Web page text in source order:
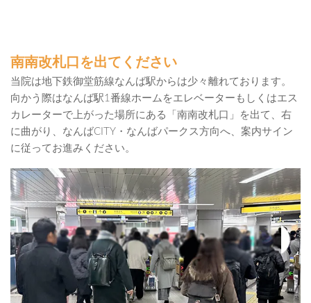
南南改札口を出てください
当院は地下鉄御堂筋線なんば駅からは少々離れております。
向かう際はなんば駅1番線ホームをエレベーターもしくはエス
カレーターで上がった場所にある「南南改札口」を出て、右
に曲がり、なんばCITY・なんばパークス方向へ、案内サイン
に従ってお進みください。